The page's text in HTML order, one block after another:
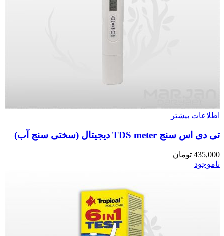
اطلاعات بیشتر
تی دی اس سنج TDS meter دیجیتال (سختی سنج آب)
435,000 تومان
ناموجود